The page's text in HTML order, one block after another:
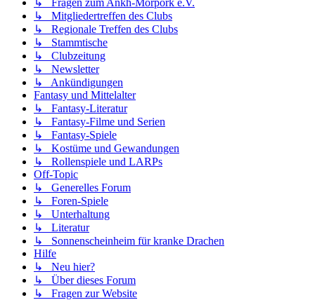
↳ Mitgliedertreffen des Clubs
↳ Regionale Treffen des Clubs
↳ Stammtische
↳ Clubzeitung
↳ Newsletter
↳ Ankündigungen
Fantasy und Mittelalter
↳ Fantasy-Literatur
↳ Fantasy-Filme und Serien
↳ Fantasy-Spiele
↳ Kostüme und Gewandungen
↳ Rollenspiele und LARPs
Off-Topic
↳ Generelles Forum
↳ Foren-Spiele
↳ Unterhaltung
↳ Literatur
↳ Sonnenscheinheim für kranke Drachen
Hilfe
↳ Neu hier?
↳ Über dieses Forum
↳ Fragen zur Website